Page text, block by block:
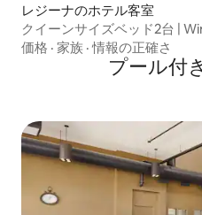
レジーナのホテル客室
クイーンサイズベッド2台 |
平原への旅
価格 · 家族 ·情報の正確さ
プール付